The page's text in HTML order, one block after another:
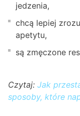
jedzenia,
chcą lepiej
apetytu,
są zmęczone
Czytaj: Jak
sposoby, które